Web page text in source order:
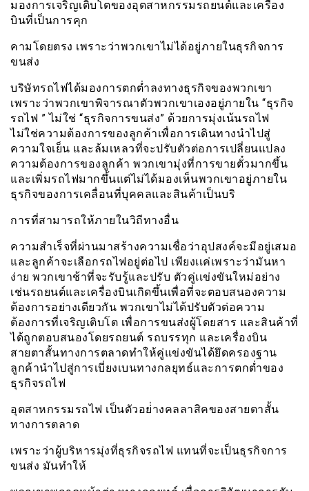
มองการเจริญเติบโตของอุตสาหกรรมรถยนต์และเครื่อง
บินที่เป็นการคุก
คามโดยตรง เพราะว่าพวกเขาไม่ได้อยู่ภายในธุรกิจการ
ขนส่ง
บริษัทรถไฟได้มองการตกต่ำลงทางธุรกิจของพวกเขา
เพราะว่าพวกเขาพิจารณาตัวพวกเขาเองอยู่ภายใน “ธุรกิจ
รถไฟ ” ไม่ใช่ “ธุรกิจการขนส่ง” ด้วยการมุ่งเน้นรถไฟ
ไม่ใช่ความต้องการของลูกค้าเพื่อการเดินทางนำไปสู่
ความใจเย็น และล้มเหลวที่จะปรับตัวต่อการเปลี่ยนแปลง
ความต้องการของลูกค้า พวกเขามุ่งที่การขายตั๋วมากขึ้น
และเพิ่มรถไฟมากขึ้นแต่ไม่ได้มองเห็นพวกเขาอยู่ภายใน
ธุรกิจของการเคลื่อนที่บุคคลและสินค้าเป็นบริ
การที่สามารถให้ภายในวิถีทางอื่น
ความสำเร็จที่ผ่านมาสร้างความเชื่อว่าอุปสงค์จะมีอยู่เสมอ
และลูกค้าจะเลือกรถไฟอยู่ต่อไป เพียงเเค่เพราะว่ามันหา
ง่าย พวกเขาช้าที่จะรับรู้และปรับ ตัวคู่เเข่งขันใหม่อย่าง
เช่นรถยนต์และเครื่องบินเกิดขึ้นเพื่อที่จะตอบสนองความ
ต้องการอย่างเดียวกัน พวกเขาไม่ได้ปรับตัวต่อความ
ต้องการที่เจริญเติบโต เพื่อการขนส่งผู้โดยสาร และสินค้าที่
ได้ถูกตอบสนองโดยรถยนต์ รถบรรทุก และเครื่องบิน
สายตาสั้นทางการตลาดทำให้คู่แข่งขันได้ยึดครองฐาน
ลูกค้านำไปสู่การเบี่ยงเบนทางกลยุทธ์และการตกต่ำของ
ธุรกิจรถไฟ
อุตสาหกรรมรถไฟ เป็นตัวอย่่างคลลาสิคของสายตาสั้น
ทางการตลาด
เพราะว่าผู้บริหารมุ่งที่ธุรกิจรถไฟ แทนที่จะเป็นธุรกิจการ
ขนส่ง มันทำให้